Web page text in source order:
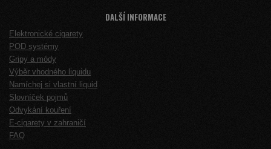
DALŠÍ INFORMACE
Elektronické cigarety
POD systémy
Gripy a módy
Výběr vhodného liquidu
Namíchej si vlastní liquid
Slovníček pojmů
Odvykání kouření
E-cigarety v zahraničí
FAQ